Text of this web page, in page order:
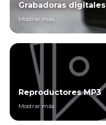
Grabadoras digitales
Mostrar más
Reproductores MP3
Mostrar más